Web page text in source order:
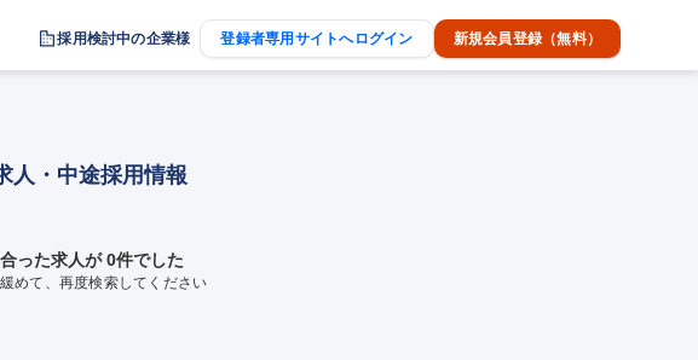
採用検討中の企業様 登録者専用サイトへログイン 新規会員登録（無料）
人・中途採用情報
った求人が 0件でした
めて、再度検索してください